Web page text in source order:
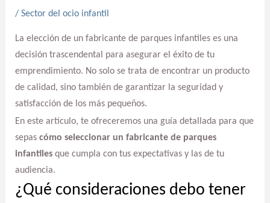
/ Sector del ocio infantil
La elección de un fabricante de parques infantiles es una
decisión trascendental para asegurar el éxito de tu
emprendimiento. No solo se trata de encontrar un producto
de calidad, sino también de garantizar la seguridad y
satisfacción de los más pequeños.
En este artículo, te ofreceremos una guía detallada para que
sepas cómo seleccionar un fabricante de parques
infantilesque cumpla con tus expectativas y las de tu
audiencia.
¿Qué consideraciones debo tener